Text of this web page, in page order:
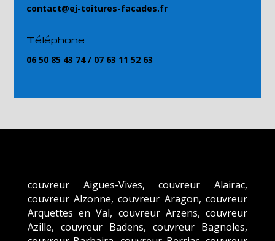
contact@ej-toitures-facades.fr
Téléphone
06 50 85 43 74/ 07 63 11 52 63
couvreur Aigues-Vives, couvreur Alairac,
couvreur Alzonne, couvreur Aragon, couvreur
Arquettes en Val, couvreur Arzens, couvreur
Azille, couvreur Badens, couvreur Bagnoles,